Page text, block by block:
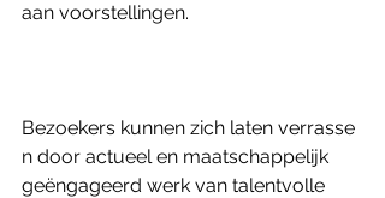
aan voorstellingen.
Bezoekers kunnen zich laten verrasse
n door actueel en maatschappelijk
geëngageerd werk van talentvolle